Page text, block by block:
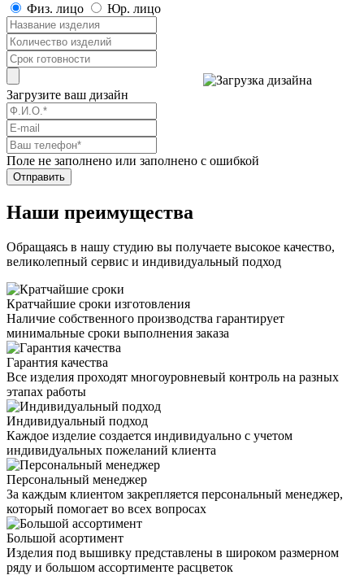
Физ. лицо Юр. лицо
Загрузите ваш дизайн
Поле не заполнено или заполнено с ошибкой
Отправить
Наши преимущества
Обращаясь в нашу студию вы получаете высокое качество,
великолепный сервис и индивидуальный подход
Кратчайшие сроки изготовления
Наличие собственного производства гарантирует
минимальные сроки выполнения заказа
Гарантия качества
Все изделия проходят многоуровневый контроль на разных
этапах работы
Индивидуальный подход
Каждое изделие создается индивидуально с учетом
индивидуальных пожеланий клиента
Персональный менеджер
За каждым клиентом закрепляется персональный менеджер,
который помогает во всех вопросах
Большой асортимент
Изделия под вышивку представлены в широком размерном
ряду и большом ассортименте расцветок